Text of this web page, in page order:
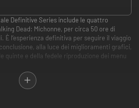
Definitive Series include le quattro
Dead: Michonne, per circa 50 ore di
È l’esperienza definitiva per seguire il viaggio
alla luce dei miglioramenti grafici,
quinte e della fedele riproduzione dei menu
modalità “Graphic Black” implementa lo stile
in tutte le stagioni precedenti della